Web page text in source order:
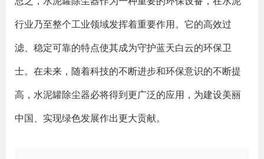
行业乃至整个工业领域发挥着重要作用。它的高效过
滤、稳定可靠的特点使其成为守护蓝天白云的环保卫
士。在未来，随着科技的不断进步和环保意识的不断提
高，水泥罐除尘器必将得到更广泛的应用，为建设美丽
中国、实现绿色发展作出更大贡献。